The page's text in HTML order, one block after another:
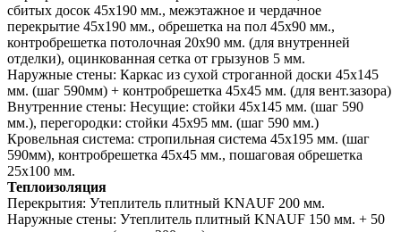
сбитых досок 45х190 мм., межэтажное и чердачное
перекрытие 45х190 мм., обрешетка на пол 45х90 мм.,
контробрешетка потолочная 20х90 мм. (для внутренней
отделки), оцинкованная сетка от грызунов 5 мм.
Наружные стены: Каркас из сухой строганной доски 45х145
мм. (шаг 590мм) + контробрешетка 45х45 мм. (для вент.зазора)
Внутренние стены: Несущие: стойки 45х145 мм. (шаг 590
мм.), перегородки: стойки 45х95 мм. (шаг 590 мм.)
Кровельная система: стропильная система 45х195 мм. (шаг
590мм), контробрешетка 45х45 мм., пошаговая обрешетка
25х100 мм.
Теплоизоляция
Перекрытия: Утеплитель плитный KNAUF 200 мм.
Наружные стены: Утеплитель плитный KNAUF 150 мм. + 50